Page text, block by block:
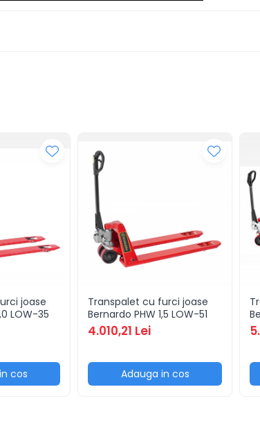
joase
LOW-35
cos
Transpalet cu furci joase
Bernardo PHW 1,5 LOW-51
4.010,21 Lei
Adauga in cos